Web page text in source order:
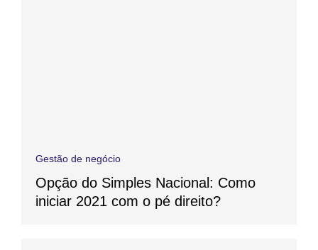
Gestão de negócio
Opção do Simples Nacional: Como
iniciar 2021 com o pé direito?